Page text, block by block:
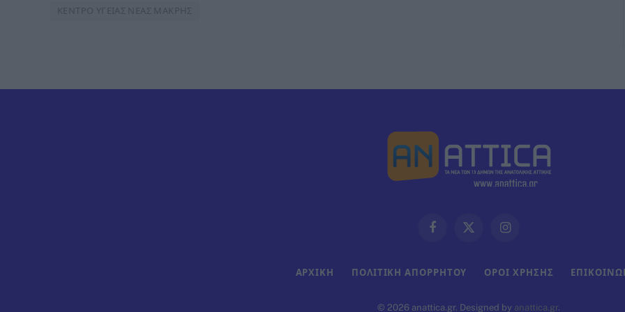
ΚΕΝΤΡΟ ΥΓΕΙΑΣ ΝΕΑΣ ΜΑΚΡΗΣ
FacebookX
Instagram
ΑΡΧΙΚΗ ΠΟΛΙΤΙΚΗ ΑΠΟΡΡΗΤΟΥ ΟΡΟΙ ΧΡΗΣΗΣ
© 2026 anattica.gr. Designed by anattica.gr.